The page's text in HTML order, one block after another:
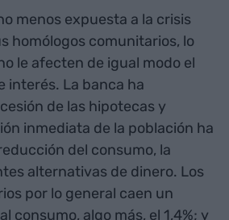
menos expuesta a la crisis
homólogos comunitarios, lo
le afecten de igual modo el
interés. La banca ha
de las hipotecas y
inmediata de la población ha
del consumo, la
alternativas de dinero. Los
por lo general caen un
consumo, algo más, el 1,4%; y